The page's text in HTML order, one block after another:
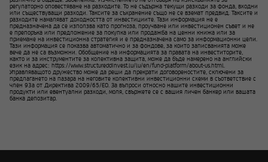
регулаторно оповестяване на разходите. То не съдържа текущи разходи за фонда, входни
или съществуващи разходи. Таксите за съхранение също не се вземат предвид. Таксите и
разходите намаляват доходността от инвестициите. Тази информация не е
предназначена да се използва като прогноза, проучване или инвестиционен съвет и не
е препоръка или предложение за покупка или продажба на ценни книжа или за
приемане на инвестиционна стратегия и е предназначена само за информационни цели.
Тази информация се показва автоматично и за фондове, за които записванията може
вече да не са възможни. Обобщение на информацията за правата на инвеститорите,
както и за инструментите за колективна защита, може да бъде намерено на английски
език на адрес: https://www.structureddinvest.lu/lu/en/fund-platform/about-us.html.
Управляващото дружество може да реши да прекрати договореностите, сключени за
предлагането на пазара на неговите колективни инвестиционни схеми в съответствие с
член 93а от Директива 2009/65/ЕО. За въпроси относно нашите инвестиционни
продукти или евентуални разходи, моля, свържете се с вашия личен банкер или вашата
банка депозитар.